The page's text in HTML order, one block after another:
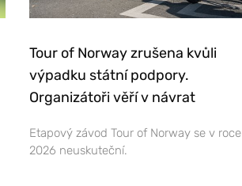
Tour of Norway zrušena kvůli
výpadku státní podpory.
Organizátoři věří v návrat
Etapový závod Tour of Norway se v roce
2026 neuskuteční.